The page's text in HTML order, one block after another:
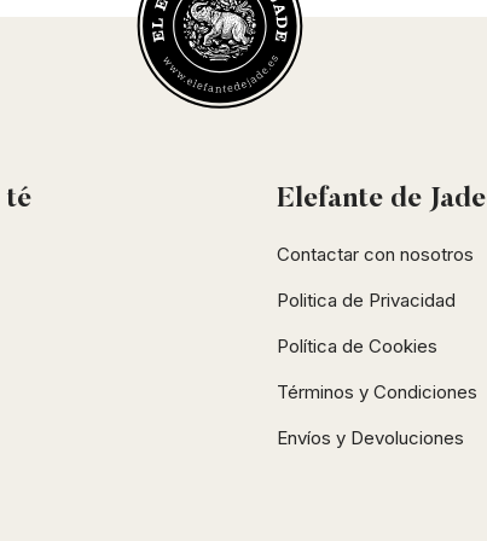
té Elefante de Jade
Contactar con nosotros
Politica de Privacidad
Política de Cookies
Términos y Condiciones
Envíos y Devoluciones